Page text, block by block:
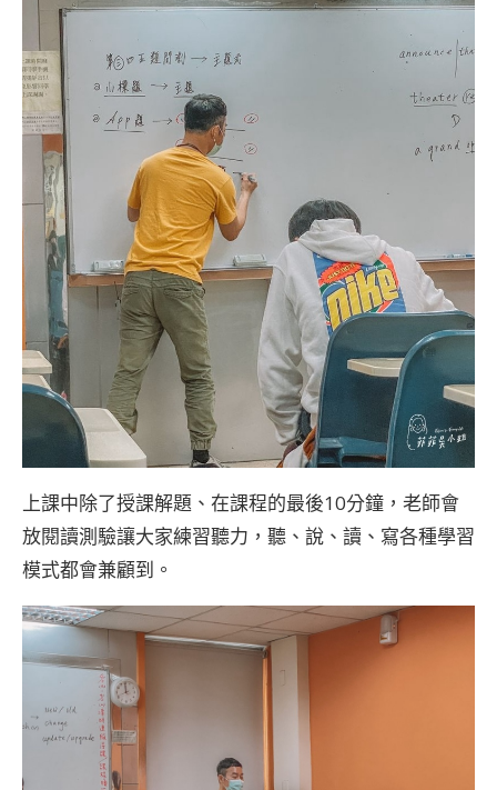
上課中除了授課解題、在課程的最後10分鐘，老師會
放閱讀測驗讓大家練習聽力，聽、說、讀、寫各種學習
模式都會兼顧到。